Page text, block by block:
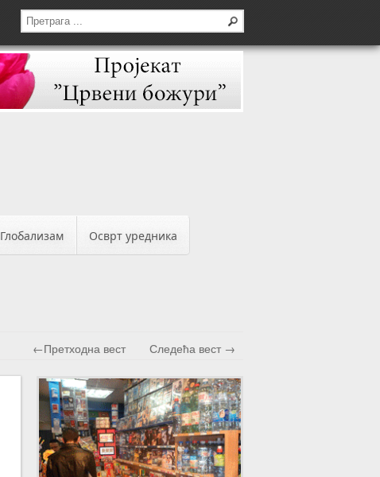
Глобализам Осврт уредника
←Претходна вест Следећа вест →